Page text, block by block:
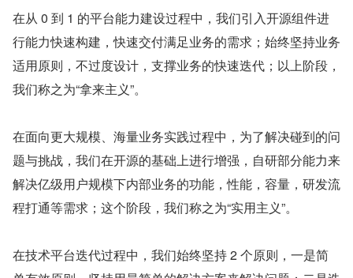
在从 0 到 1 的平台能力建设过程中，我们引入开源组件进
行能力快速构建，快速交付满足业务的需求；始终坚持业务
适用原则，不过度设计，支撑业务的快速迭代；以上阶段，
我们称之为“拿来主义”。
在面向更大规模、海量业务实践过程中，为了解决碰到的问
题与挑战，我们在开源的基础上进行增强，自研部分能力来
解决亿级用户规模下内部业务的功能，性能，容量，研发流
程打通等需求；这个阶段，我们称之为“实用主义”。
在技术平台迭代过程中，我们始终坚持 2 个原则，一是简